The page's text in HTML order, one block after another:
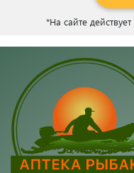
*На сайте действует